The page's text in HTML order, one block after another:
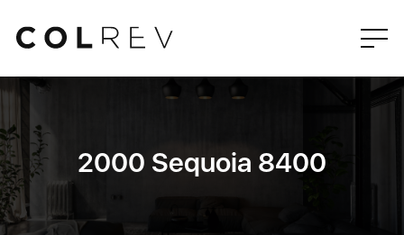
2000 Sequoia 8400